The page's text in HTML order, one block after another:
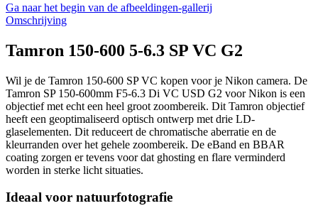
Ga naar het begin van de afbeeldingen-gallerij
Omschrijving
Tamron 150-600 5-6.3 SP VC G2
Wil je de Tamron 150-600 SP VC kopen voor je Nikon camera. De
Tamron SP 150-600mm F5-6.3 Di VC USD G2 voor Nikon is een
objectief met echt een heel groot zoombereik. Dit Tamron objectief
heeft een geoptimaliseerd optisch ontwerp met drie LD-
glaselementen. Dit reduceert de chromatische aberratie en de
kleurranden over het gehele zoombereik. De eBand en BBAR
coating zorgen er tevens voor dat ghosting en flare verminderd
worden in sterke licht situaties.
Ideaal voor natuurfotografie